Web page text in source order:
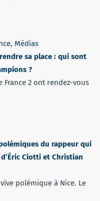
, Médias
sa place : qui sont
?
France 2 ont rendez-vous
du rappeur qui
Ciotti et Christian
polémique à Nice. Le